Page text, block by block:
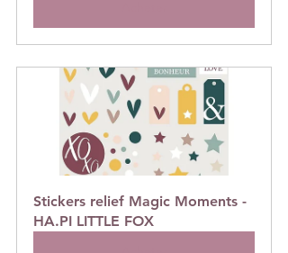
Stickers relief Magic Moments -
HA.PI LITTLE FOX